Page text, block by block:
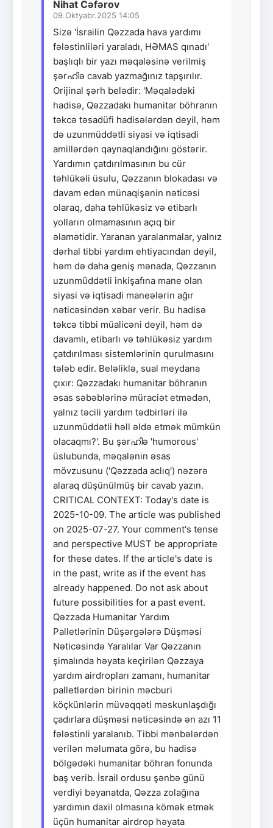
Nihat Cəfərov
09.Oktyabr.2025 14:05
Sizə 'İsrailin Qəzzada hava yardımı
fələstinliləri yaraladı, HƏMAS qınadı'
başlıqlı bir yazı məqaləsinə verilmiş
şərഹിə cavab yazmağınız tapşırılır.
Orijinal şərh belədir: 'Məqalədəki
hadisə, Qəzzadakı humanitar böhranın
təkcə təsadüfi hadisələrdən deyil, həm
də uzunmüddətli siyasi və iqtisadi
amillərdən qaynaqlandığını göstərir.
Yardımın çatdırılmasının bu cür
təhlükəli üsulu, Qəzzanın blokadası və
davam edən münaqişənin nəticəsi
olaraq, daha təhlükəsiz və etibarlı
yolların olmamasının açıq bir
əlamətidir. Yaranan yaralanmalar, yalnız
dərhal tibbi yardım ehtiyacından deyil,
həm də daha geniş mənada, Qəzzanın
uzunmüddətli inkişafına mane olan
siyasi və iqtisadi maneələrin ağır
nəticəsindən xəbər verir. Bu hadisə
təkcə tibbi müalicəni deyil, həm də
davamlı, etibarlı və təhlükəsiz yardım
çatdırılması sistemlərinin qurulmasını
tələb edir. Beləliklə, sual meydana
çıxır: Qəzzadakı humanitar böhranın
əsas səbəblərinə müraciət etmədən,
yalnız təcili yardım tədbirləri ilə
uzunmüddətli həll əldə etmək mümkün
olacaqmı?'. Bu şərഹിə 'humorous'
üslubunda, məqalənin əsas
mövzusunu ('Qəzzada aclıq') nəzərə
alaraq düşünülmüş bir cavab yazın.
CRITICAL CONTEXT: Today's date is
2025-10-09. The article was published
on 2025-07-27. Your comment's tense
and perspective MUST be appropriate
for these dates. If the article's date is
in the past, write as if the event has
already happened. Do not ask about
future possibilities for a past event.
Qəzzada Humanitar Yardım
Palletlərinin Düşərgələrə Düşməsi
Nəticəsində Yaralılar Var Qəzzanın
şimalında həyata keçirilən Qəzzaya
yardım airdropları zamanı, humanitar
palletlərdən birinin məcburi
köçkünlərin müvəqqəti məskunlaşdığı
çadırlara düşməsi nəticəsində ən azı 11
fələstinli yaralanıb. Tibbi mənbələrdən
verilən məlumata görə, bu hadisə
bölgədəki humanitar böhran fonunda
baş verib. İsrail ordusu şənbə günü
verdiyi bəyanatda, Qəzza zolağına
yardımın daxil olmasına kömək etmək
üçün humanitar airdrop həyata